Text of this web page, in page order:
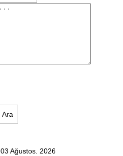
Ara
03 Ağustos. 2026